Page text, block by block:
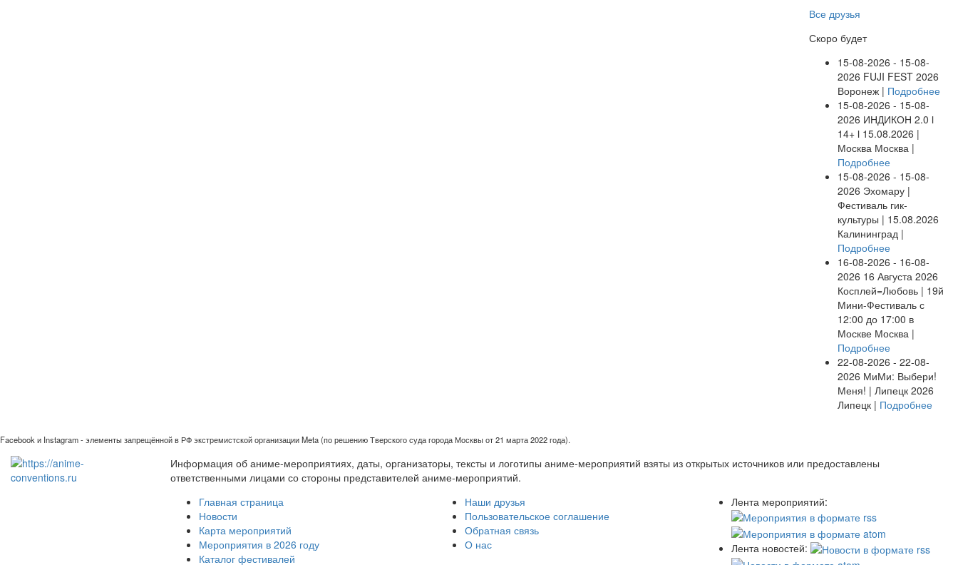
Все друзья
Скоро будет
15-08-2026 - 15-08-
2026 FUJI FEST 2026
Воронеж | Подробнее
15-08-2026 - 15-08-
2026 ИНДИКОН 2.0 ӏ
14+ ӏ 15.08.2026 |
Москва Москва |
Подробнее
15-08-2026 - 15-08-
2026 Эхомару |
Фестиваль гик-
культуры | 15.08.2026
Калининград |
Подробнее
16-08-2026 - 16-08-
2026 16 Августа 2026
Косплей=Любовь | 19й
Мини-Фестиваль с
12:00 до 17:00 в
Москве Москва |
Подробнее
22-08-2026 - 22-08-
2026 МиМи: Выбери!
Меня! | Липецк 2026
Липецк | Подробнее
Facebook и Instagram - элементы запрещённой в РФ экстремистской организации Meta (по решению Тверского суда города Москвы от 21 марта 2022 года).
Информация об аниме-мероприятиях, даты, организаторы, тексты и логотипы аниме-мероприятий взяты из открытых источников или предоставлены
ответственными лицами со стороны представителей аниме-мероприятий.
Главная страница
Новости
Карта мероприятий
Мероприятия в 2026 году
Каталог фестивалей
Наши друзья
Пользовательское соглашение
Обратная связь
О нас
Лента мероприятий:
Лента новостей: